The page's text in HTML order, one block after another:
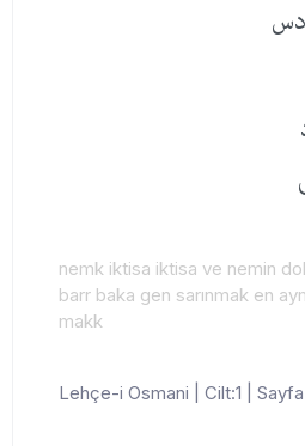
دس
nemk iktisa iktisa ve nemin
barr baka gen sarınmak en
makk
Lehçe-i Osmani | Cilt:1 |